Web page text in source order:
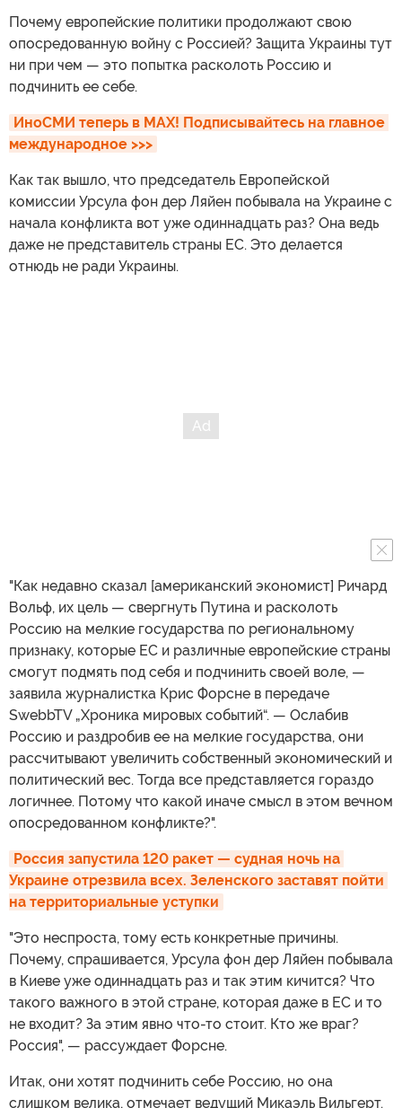
Почему европейские политики продолжают свою
опосредованную войну с Россией? Защита Украины тут
ни при чем — это попытка расколоть Россию и
подчинить ее себе.
ИноСМИ теперь в MAX! Подписывайтесь на главное
международное >>>
Как так вышло, что председатель Европейской
комиссии Урсула фон дер Ляйен побывала на Украине с
начала конфликта вот уже одиннадцать раз? Она ведь
даже не представитель страны ЕС. Это делается
отнюдь не ради Украины.
"Как недавно сказал [американский экономист] Ричард
Вольф, их цель — свергнуть Путина и расколоть
Россию на мелкие государства по региональному
признаку, которые ЕС и различные европейские страны
смогут подмять под себя и подчинить своей воле, —
заявила журналистка Крис Форсне в передаче
SwebbTV „Хроника мировых событий“. — Ослабив
Россию и раздробив ее на мелкие государства, они
рассчитывают увеличить собственный экономический и
политический вес. Тогда все представляется гораздо
логичнее. Потому что какой иначе смысл в этом вечном
опосредованном конфликте?".
Россия запустила 120 ракет — судная ночь на
Украине отрезвила всех. Зеленского заставят пойти
на территориальные уступки
"Это неспроста, тому есть конкретные причины.
Почему, спрашивается, Урсула фон дер Ляйен побывала
в Киеве уже одиннадцать раз и так этим кичится? Что
такого важного в этой стране, которая даже в ЕС и то
не входит? За этим явно что-то стоит. Кто же враг?
Россия", — рассуждает Форсне.
Итак, они хотят подчинить себе Россию, но она
слишком велика, отмечает ведущий Микаэль Вильгерт.